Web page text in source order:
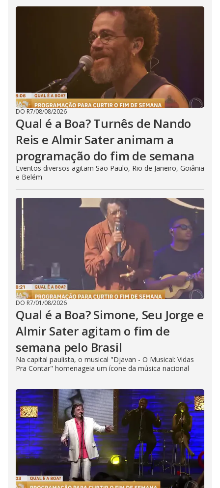
DO R7/08/08/2026
Qual é a Boa? Turnês de Nando
Reis e Almir Sater animam a
programação do fim de semana
Eventos diversos agitam São Paulo, Rio de Janeiro, Goiânia
e Belém
DO R7/01/08/2026
Qual é a Boa? Simone, Seu Jorge e
Almir Sater agitam o fim de
semana pelo Brasil
Na capital paulista, o musical "Djavan - O Musical: Vidas
Pra Contar" homenageia um ícone da música nacional